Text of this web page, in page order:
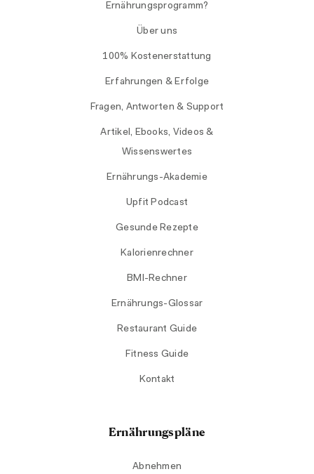
Ernährungsprogramm?
Über uns
100% Kostenerstattung
Erfahrungen & Erfolge
Fragen, Antworten & Support
Artikel, Ebooks, Videos &
Wissenswertes
Ernährungs-Akademie
Upfit Podcast
Gesunde Rezepte
Kalorienrechner
BMI-Rechner
Ernährungs-Glossar
Restaurant Guide
Fitness Guide
Kontakt
Ernährungspläne
Abnehmen